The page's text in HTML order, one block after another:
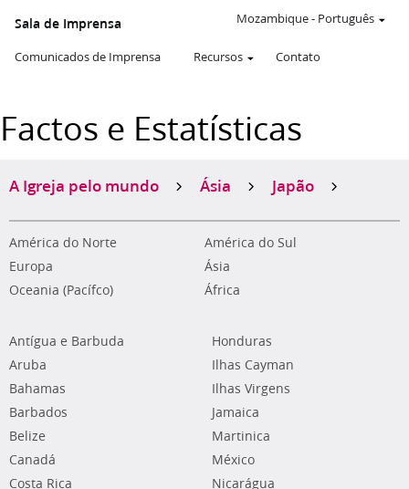
Sala de Imprensa
Comunicados de Imprensa Recursos Contato
Mozambique- Português
Factos e Estatísticas
A Igreja pelo mundo Ásia Japão
América do Norte
América do Sul
Europa
Ásia
Oceania (Pacífco)
África
Antígua e Barbuda
Aruba
Bahamas
Barbados
Belize
Canadá
Costa Rica
Honduras
Ilhas Cayman
Ilhas Virgens
Jamaica
Martinica
México
Nicarágua